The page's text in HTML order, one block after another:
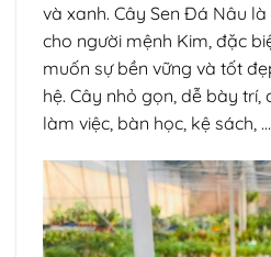
và xanh. Cây Sen Đá Nâu
cho người mệnh Kim, đặc
muốn sự bền vững và tốt
hệ. Cây nhỏ gọn, dễ bày trí,
làm việc, bàn học, kệ sách, …